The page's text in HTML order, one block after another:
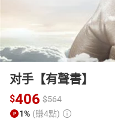
对手【有聲書】
$406 $564
1% (賺4點)